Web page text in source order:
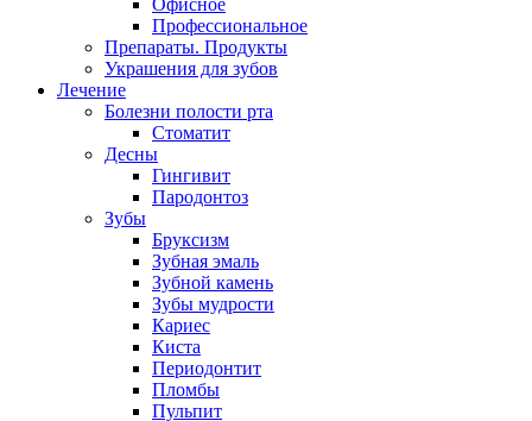
Офисное
Профессиональное
Препараты. Продукты
Украшения для зубов
Лечение
Болезни полости рта
Стоматит
Десны
Гингивит
Пародонтоз
Зубы
Бруксизм
Зубная эмаль
Зубной камень
Зубы мудрости
Кариес
Киста
Периодонтит
Пломбы
Пульпит